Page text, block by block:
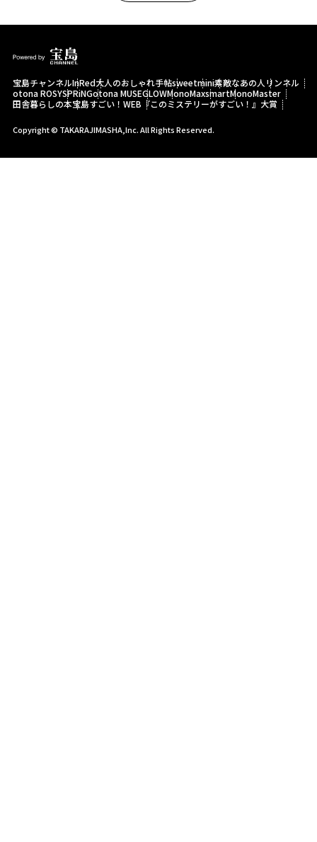
宝島チャンネルInRed大人のおしゃれ手帖sweetmini素敵なあの人 リンネル
otona ROSYSPRiNGotona MUSEGLOWMonoMaxsmartMonoMaster
田舎暮らしの本宝島すごい！WEB 『このミステリーがすごい！』大賞
Copyright © TAKARAJIMASHA,Inc. All Rights Reserved.